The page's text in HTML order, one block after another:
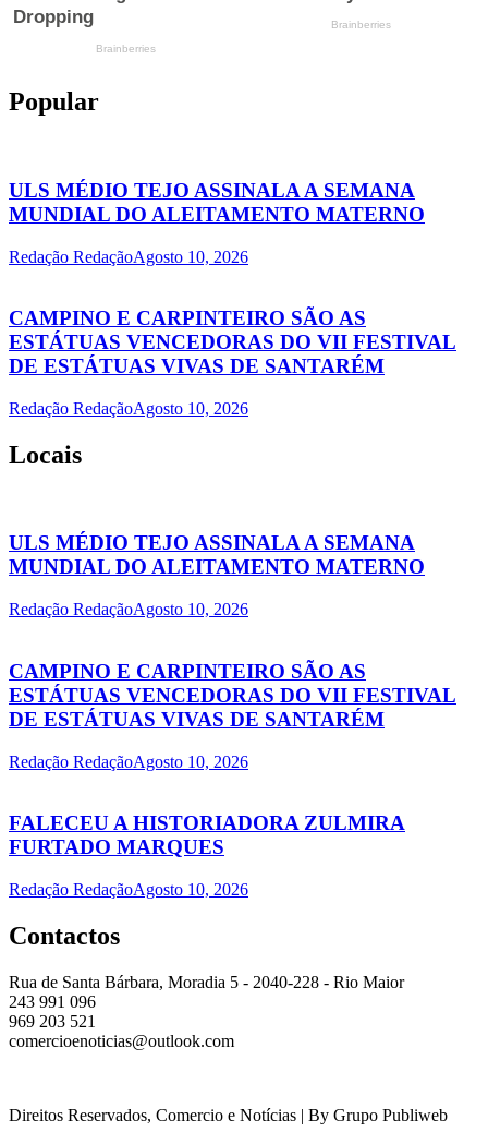
Popular
ULS MÉDIO TEJO ASSINALA A SEMANA
MUNDIAL DO ALEITAMENTO MATERNO
Redação RedaçãoAgosto 10, 2026
CAMPINO E CARPINTEIRO SÃO AS
ESTÁTUAS VENCEDORAS DO VII FESTIVAL
DE ESTÁTUAS VIVAS DE SANTARÉM
Redação RedaçãoAgosto 10, 2026
Locais
ULS MÉDIO TEJO ASSINALA A SEMANA
MUNDIAL DO ALEITAMENTO MATERNO
Redação RedaçãoAgosto 10, 2026
CAMPINO E CARPINTEIRO SÃO AS
ESTÁTUAS VENCEDORAS DO VII FESTIVAL
DE ESTÁTUAS VIVAS DE SANTARÉM
Redação RedaçãoAgosto 10, 2026
FALECEU A HISTORIADORA ZULMIRA
FURTADO MARQUES
Redação RedaçãoAgosto 10, 2026
Contactos
Rua de Santa Bárbara, Moradia 5 - 2040-228 - Rio Maior
243 991 096
969 203 521
comercioenoticias@outlook.com
Direitos Reservados, Comercio e Notícias | By Grupo Publiweb